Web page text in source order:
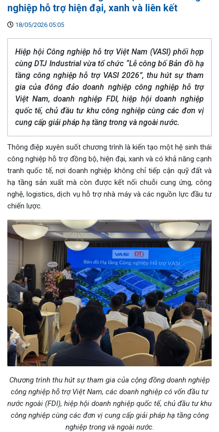
nghiệp hỗ trợ hiện đại, xanh và liên kết
18/05/2026 05:05
Hiệp hội Công nghiệp hỗ trợ Việt Nam (VASI) phối hợp
cùng DTJ Industrial vừa tổ chức “Lễ công bố Bản đồ hạ
tầng công nghiệp hỗ trợ VASI 2026”, thu hút sự tham
gia của đông đảo doanh nghiệp công nghiệp hỗ trợ
Việt Nam, doanh nghiệp FDI, hiệp hội doanh nghiệp
quốc tế, chủ đầu tư khu công nghiệp cùng các đơn vị
cung cấp giải pháp hạ tầng trong và ngoài nước.
Thông điệp xuyên suốt chương trình là kiến tạo một hệ sinh thái
công nghiệp hỗ trợ đồng bộ, hiện đại, xanh và có khả năng cạnh
tranh quốc tế, nơi doanh nghiệp không chỉ tiếp cận quỹ đất và
hạ tầng sản xuất mà còn được kết nối chuỗi cung ứng, công
nghệ, logistics, dịch vụ hỗ trợ nhà máy và các nguồn lực đầu tư
chiến lược.
Chương trình thu hút sự tham gia của cộng đồng doanh nghiệp
công nghiệp hỗ trợ Việt Nam, các doanh nghiệp có vốn đầu tư
nước ngoài (FDI), hiệp hội doanh nghiệp quốc tế, chủ đầu tư khu
công nghiệp cùng các đơn vị cung cấp giải pháp hạ tầng công
nghiệp trong và ngoài nước.